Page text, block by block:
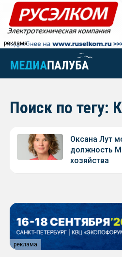
реклама
Поиск по тегу:
Оксана Лут
должность
хозяйства
реклама